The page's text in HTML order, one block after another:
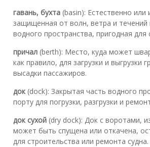
гавань, бухта (basin): Естественно или
защищенная от волн, ветра и течений
водного пространства, пригодная для
причал (berth): Место, куда может
как правило, для загрузки и выгрузки
высадки пассажиров.
док(dock): Закрытая часть водного
порту для погрузки, разгрузки и
док сухой (dry dock): Док с воротами,
может быть спущена или откачена,
для строительства или ремонта судна.